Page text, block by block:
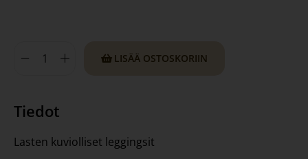
LISÄÄ OSTOSKORIIN
Tiedot
Lasten kuviolliset leggingsit